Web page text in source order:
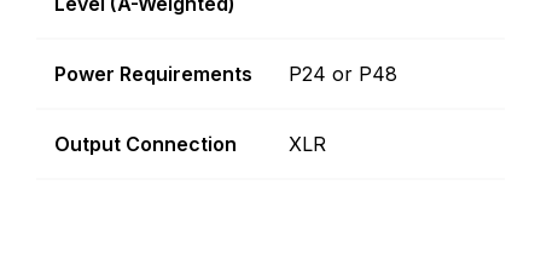
Power Requirements P24 or P48
Output Connection XLR